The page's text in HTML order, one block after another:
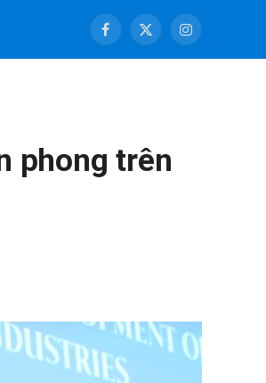
Facebook
X
(Twitter)
Instagram
phong trên